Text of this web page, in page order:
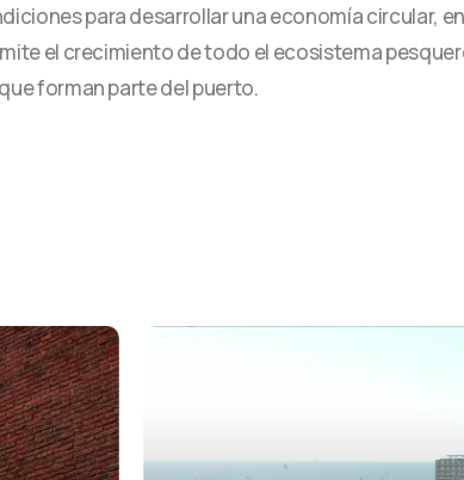
para desarrollar una economía circular, en
el crecimiento de todo el ecosistema
forman parte del puerto.